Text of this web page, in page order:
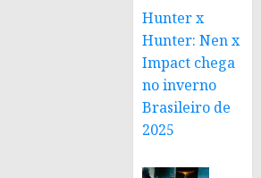
Hunter x
Hunter: Nen x
Impact chega
no inverno
Brasileiro de
2025